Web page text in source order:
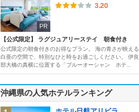
PR
3.20
【公式限定】 ラグジュアリーステイ 朝食付き
公式限定の朝食付きのお得なプラン。 海の青さが映える
白亜の空間で、特別なひと時をお過ごしください。 伊良
部大橋の真横に位置する「ブルーオーシャン ホテ...
沖縄県の人気ホテルランキング